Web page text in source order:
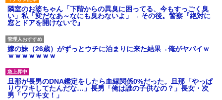
隣室のお婆ちゃん「下階からの異臭に困ってる、今もすっごく臭
い」私「変だなあ～なにも臭わないよ」→ その後。警察『絶対に
窓とドアを開けないで』
嫁の妹（26歳）がずっとウチに泊まりに来た結果→俺がヤバイｗ
ｗｗｗｗｗｗｗ
旦那が長男のDNA鑑定をしたら血縁関係0%だった。旦那「やっぱ
りウワキしてたんだな…」長男「俺は誰の子供なの？」長女・次
男「ウワキ女！」